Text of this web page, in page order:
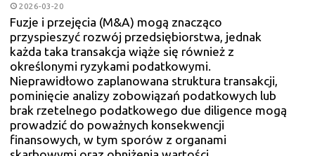
2026-03-20
Fuzje i przejęcia (M&A) mogą znacząco
przyspieszyć rozwój przedsiębiorstwa, jednak
każda taka transakcja wiąże się również z
określonymi ryzykami podatkowymi.
Nieprawidłowo zaplanowana struktura transakcji,
pominięcie analizy zobowiązań podatkowych lub
brak rzetelnego podatkowego due diligence mogą
prowadzić do poważnych konsekwencji
finansowych, w tym sporów z organami